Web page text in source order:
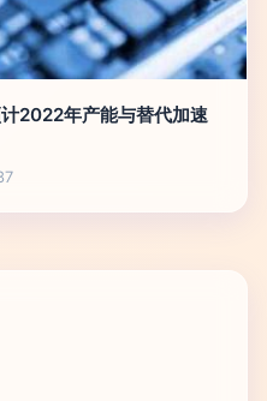
2022年产能与替代加速